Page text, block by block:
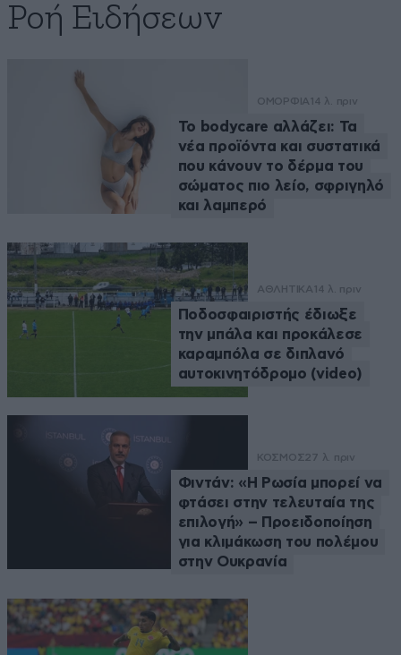
Ροή Ειδήσεων
ΟΜΟΡΦΙΑ 14 λ. πριν
Το bodycare αλλάζει: Τα
νέα προϊόντα και συστατικά
που κάνουν το δέρμα του
σώματος πιο λείο, σφριγηλό
και λαμπερό
ΑΘΛΗΤΙΚΑ 14 λ. πριν
Ποδοσφαιριστής έδιωξε
την μπάλα και προκάλεσε
καραμπόλα σε διπλανό
αυτοκινητόδρομο (video)
ΚΟΣΜΟΣ27 λ. πριν
Φιντάν: «Η Ρωσία μπορεί να
φτάσει στην τελευταία της
επιλογή» – Προειδοποίηση
για κλιμάκωση του πολέμου
στην Ουκρανία